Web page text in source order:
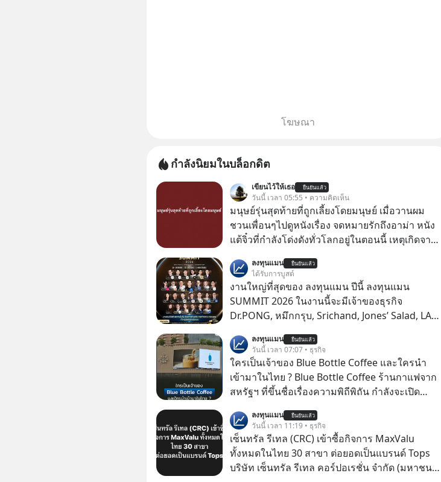
โฆษณา
กำลังนิยมในบล็อกดิต
เขียนไว้ให้เธอ ยืนยันแล้ว
วันนี้ เวลา 05:55 • ความคิดเห็น
มนุษย์รุ่นสุดท้ายที่ถูกเลี้ยงโดยมนุษย์ เมื่อวานผม
ชวนเพื่อนๆไปดูหนังเรื่อง จดหมายรักถึงอาม่า หนัง
แต้จิ๋วที่กำลังโด่งดังทั่วโลกอยู่ในตอนนี้ เหตุเกิดจาก
อยากดูมาก ด้วยเพราะว่าอากงก็มาจากเมืองจีน ป๊า
ก็พูดแต้จิ๋วได้ มีเรื่องราวมีความผูกพันที่ได้ยินตั้งแต่
เด็ก
ลงทุนแมน ยืนยันแล้ว
ได้รับการบูสต์
งานใหญ่ที่สุดของ ลงทุนแมน ปีนี้ ลงทุนแมน
SUMMIT 2026 ในงานนี้จะมีเจ้าของธุรกิจ
Dr.PONG, หมึกกรุบ, Srichand, Jones’ Salad, LA
แชร์ความรู้การสร้างธุรกิจ
ลงทุนแมน ยืนยันแล้ว
วันนี้ เวลา 07:07 • ธุรกิจ
ใครเป็นเจ้าของ Blue Bottle Coffee และใครนำ
เข้ามาในไทย ? Blue Bottle Coffee ร้านกาแฟจาก
สหรัฐฯ ที่ขึ้นชื่อเรื่องความพิถีพิถัน กำลังจะเปิด
ลงทุนแมน ยืนยันแล้ว
วันนี้ เวลา 11:19 • ธุรกิจ
เซ็นทรัล รีเทล (CRC) เข้าซื้อกิจการ MaxValu
ทั้งหมดในไทย 30 สาขา ต่อยอดเป็นแบรนด์ Tops
บริษัท เซ็นทรัล รีเทล คอร์ปอเรชั่น จำกัด (มหาชน)